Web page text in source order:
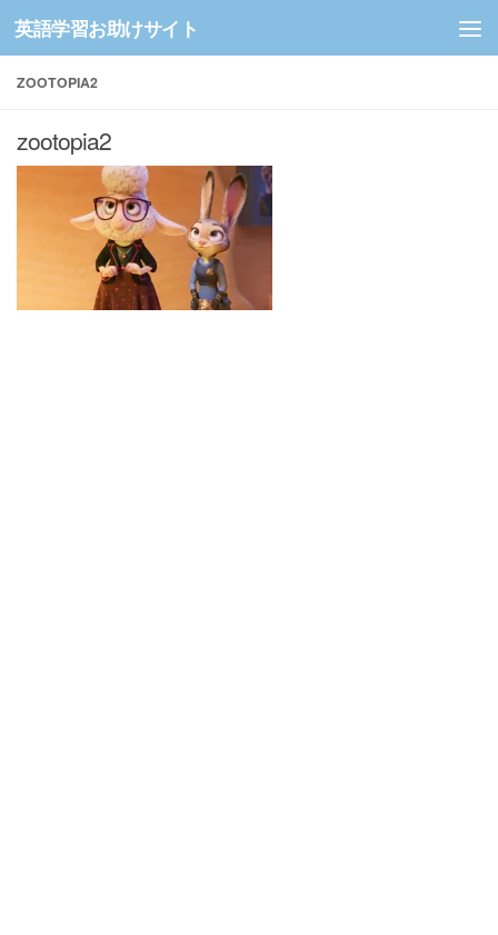
コンテンツへスキップ
英語学習お助けサイト
ZOOTOPIA2
zootopia2